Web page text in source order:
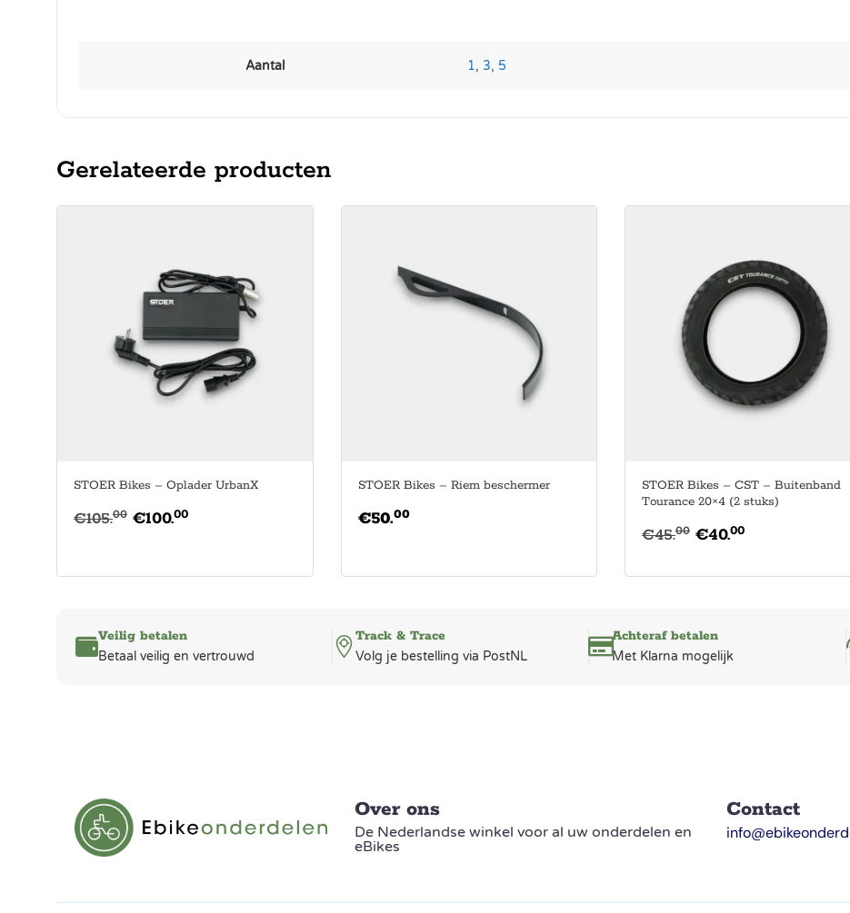
Aantal 1, 3, 5
Gerelateerde producten
STOER Bikes – Oplader UrbanX
€105.00 €100.00
STOER Bikes – Riem beschermer
€50.00
STOER Bikes – CST – Buitenband
Tourance 20×4 (2 stuks)
€45.00 €40.00
Veilig betalen
Betaal veilig en vertrouwd
Track & Trace
Volg je bestelling via PostNL
Achteraf betalen
Met Klarna mogelijk
Over ons
De Nederlandse winkel voor al uw onderdelen en
eBikes
Contact